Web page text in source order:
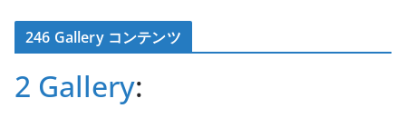
カ
イ246 Gallery コンテンツ
2 Gallery: